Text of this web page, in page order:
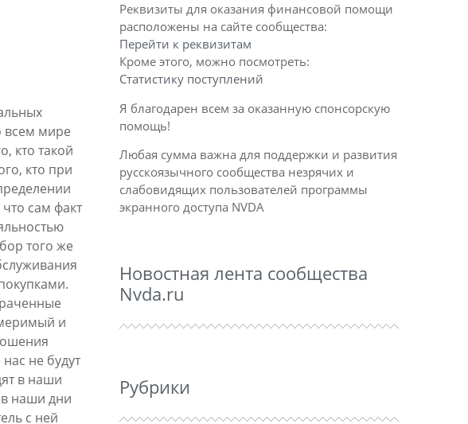
всем мире
кто такой
кто при
сам факт
того же
и
не будут
в наши
в наши дни
с ней
Реквизиты для оказания финансовой помощи
расположены на сайте сообщества:
Перейти к реквизитам
Кроме этого, можно посмотреть:
Статистику поступлений
Я благодарен всем за оказанную спонсорскую
помощь!
Любая сумма важна для поддержки и развития
русскоязычного сообщества незрячих и
слабовидящих пользователей программы
экранного доступа NVDA
Новостная лента сообщества
Nvda.ru
Рубрики